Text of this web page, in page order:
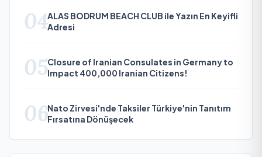
04ALAS BODRUM BEACH CLUB ile Yazın En Keyifli
Adresi
05Closure of Iranian Consulates in Germany to
Impact 400,000 Iranian Citizens!
06Nato Zirvesi'nde Taksiler Türkiye'nin Tanıtım
Fırsatına Dönüşecek